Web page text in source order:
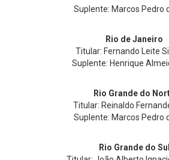
Suplente: Marcos Pedro
Rio de Janeiro
Titular: Fernando Leite
Suplente: Henrique
Rio Grande do
Titular: Reinaldo
Suplente: Marcos Pedro
Rio Grande do Sul